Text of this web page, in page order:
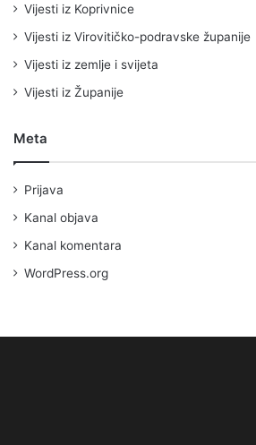
Vijesti iz Koprivnice
Vijesti iz Virovitičko-podravske županije
Vijesti iz zemlje i svijeta
Vijesti iz Županije
Meta
Prijava
Kanal objava
Kanal komentara
WordPress.org